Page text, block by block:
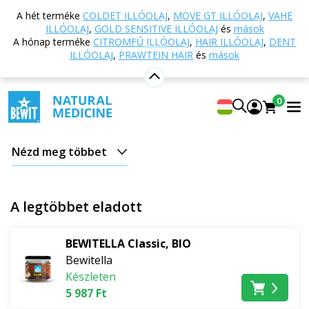
A hét terméke COLDET ILLÓOLAJ, MOVE GT ILLÓOLAJ, VAHE
ILLÓOLAJ, GOLD SENSITIVE ILLÓOLAJ és mások
A hónap terméke CITROMFŰ ILLÓOLAJ, HAIR ILLÓOLAJ, DENT
ILLÓOLAJ, PRAWTEIN HAIR és mások
0
Vissza a főoldalra Webáruház
Táplálkozás és
étrend-kiegészítők
Bewitella
Bewitella
Ebben a kategóriában tisztán természetes, BIO
tanúsítvánnyal rendelkező termékeket talál, amelyek
nem tartalmaznak felesleges adalékanyagokat,
BEWITELLAtermékeink minőségi alapanyagokból
készülnek, alacsony hőmérsékleten kíméletesen
anyag és enzim megmaradjon bennük.
egészséges alternatívájaként – tökéletes
palacsintához, amerikai palacsintához, zabkásához,
pirítóshoz vagy a gyermekek uzsonnájának tápláló
kiegészítőjeként. A fő összetevői közé tartoznak a RAW
Nézd meg többet
A legtöbbet eladott
BEWITELLA Classic, BIO
Bewitella
Készleten
5 987 Ft